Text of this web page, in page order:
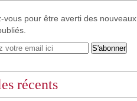
vous pour être averti des nouveaux
récents